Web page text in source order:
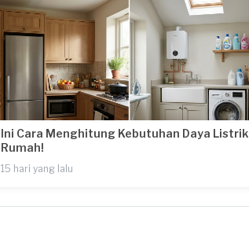
Ini Cara Menghitung Kebutuhan Daya Listrik
Rumah!
15 hari yang lalu